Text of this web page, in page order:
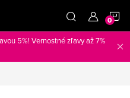
5%! Vernostné zľavy až 7%